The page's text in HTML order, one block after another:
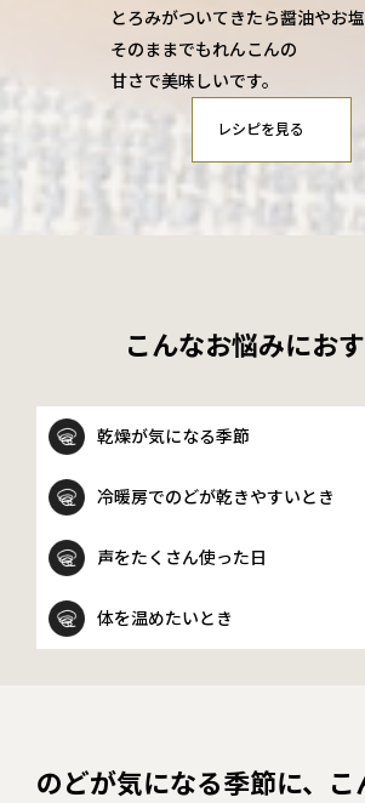
とろみがついてきたら醤油やお塩
そのままでもれんこんの
甘さで美味しいです。
レシピを見る
こんなお悩みにお
乾燥が気になる季節
冷暖房でのどが乾きやすいとき
声をたくさん使った日
体を温めたいとき
のどが気になる季節に、 こ